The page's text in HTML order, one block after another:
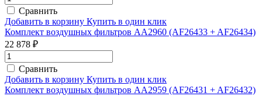
Сравнить
Добавить в корзину Купить в один клик
Комплект воздушных фильтров AA2960 (AF26433 + AF26434)
22 878 ₽
Сравнить
Добавить в корзину Купить в один клик
Комплект воздушных фильтров AA2959 (AF26431 + AF26432)